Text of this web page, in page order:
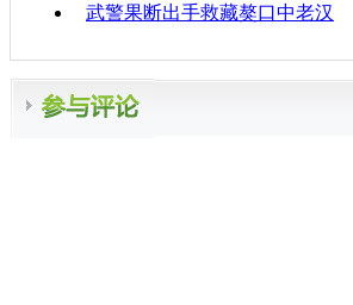
武警果断出手救藏獒口中老汉